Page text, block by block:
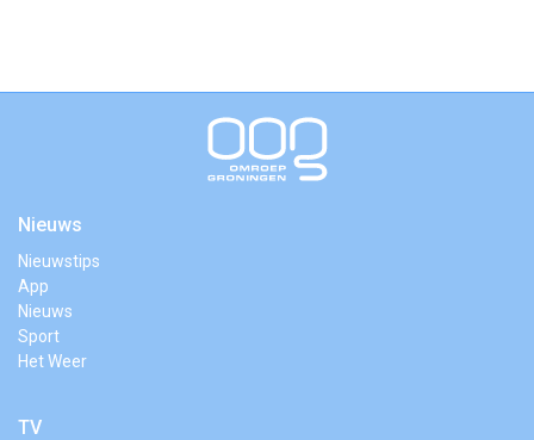
Nieuws
Nieuwstips
App
Nieuws
Sport
Het Weer
TV